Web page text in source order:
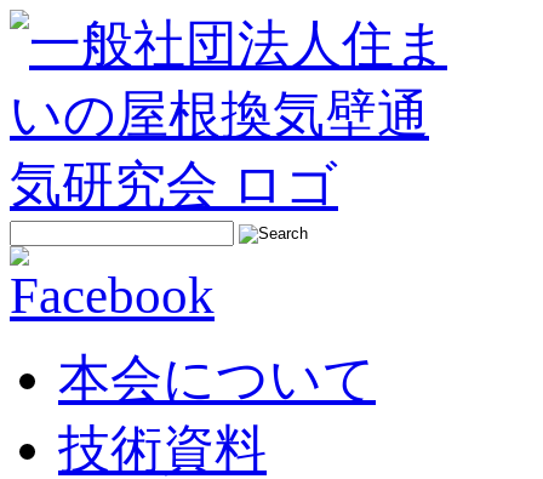
本会について
技術資料